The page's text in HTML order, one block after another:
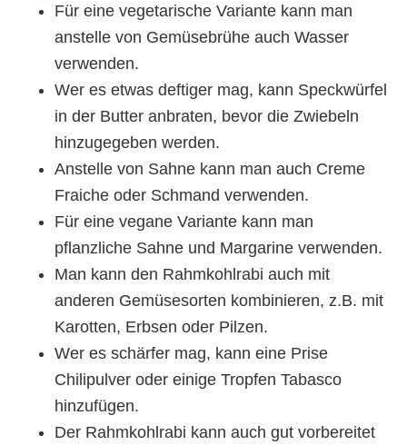
Für eine vegetarische Variante kann man
anstelle von Gemüsebrühe auch Wasser
verwenden.
Wer es etwas deftiger mag, kann Speckwürfel
in der Butter anbraten, bevor die Zwiebeln
hinzugegeben werden.
Anstelle von Sahne kann man auch Creme
Fraiche oder Schmand verwenden.
Für eine vegane Variante kann man
pflanzliche Sahne und Margarine verwenden.
Man kann den Rahmkohlrabi auch mit
anderen Gemüsesorten kombinieren, z.B. mit
Karotten, Erbsen oder Pilzen.
Wer es schärfer mag, kann eine Prise
Chilipulver oder einige Tropfen Tabasco
hinzufügen.
Der Rahmkohlrabi kann auch gut vorbereitet